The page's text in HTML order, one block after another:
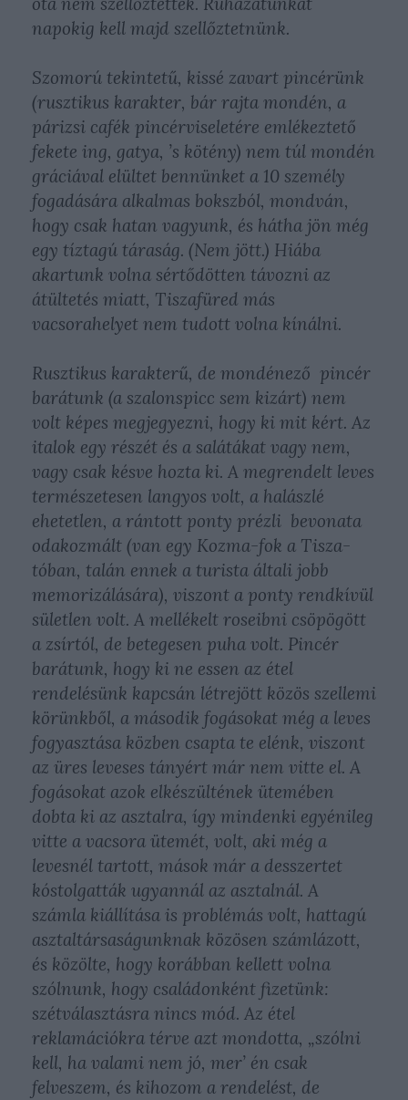
napokig kell majd szellőztetnünk.
Szomorú tekintetű, kissé zavart pincérünk
(rusztikus karakter, bár rajta mondén, a
párizsi cafék pincérviseletére emlékeztető
fekete ing, gatya, ’s kötény) nem túl mondén
gráciával elültet bennünket a 10 személy
fogadására alkalmas bokszból, mondván,
hogy csak hatan vagyunk, és hátha jön még
egy tíztagú táraság. (Nem jött.) Hiába
akartunk volna sértődötten távozni az
átültetés miatt, Tiszafüred más
vacsorahelyet nem tudott volna kínálni.
Rusztikus karakterű, de mondénező pincér
barátunk (a szalonspicc sem kizárt) nem
volt képes megjegyezni, hogy ki mit kért. Az
italok egy részét és a salátákat vagy nem,
vagy csak késve hozta ki. A megrendelt leves
természetesen langyos volt, a halászlé
ehetetlen, a rántott ponty prézli bevonata
odakozmált (van egy Kozma-fok a Tisza-
tóban, talán ennek a turista általi jobb
memorizálására), viszont a ponty rendkívül
sületlen volt. A mellékelt roseibni csöpögött
a zsírtól, de betegesen puha volt. Pincér
barátunk, hogy ki ne essen az étel
rendelésünk kapcsán létrejött közös szellemi
körünkből, a második fogásokat még a leves
fogyasztása közben csapta te elénk, viszont
az üres leveses tányért már nem vitte el. A
fogásokat azok elkészültének ütemében
dobta ki az asztalra, így mindenki egyénileg
vitte a vacsora ütemét, volt, aki még a
levesnél tartott, mások már a desszertet
kóstolgatták ugyannál az asztalnál. A
számla kiállítása is problémás volt, hattagú
asztaltársaságunknak közösen számlázott,
és közölte, hogy korábban kellett volna
szólnunk, hogy családonként fizetünk:
szétválasztásra nincs mód. Az étel
reklamációkra térve azt mondotta, „szólni
kell, ha valami nem jó, mer’ én csak
felveszem, és kihozom a rendelést, de